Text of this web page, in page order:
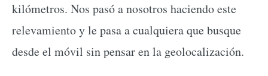
kilómetros. Nos pasó a nosotros haciendo este
relevamiento y le pasa a cualquiera que busque
desde el móvil sin pensar en la geolocalización.